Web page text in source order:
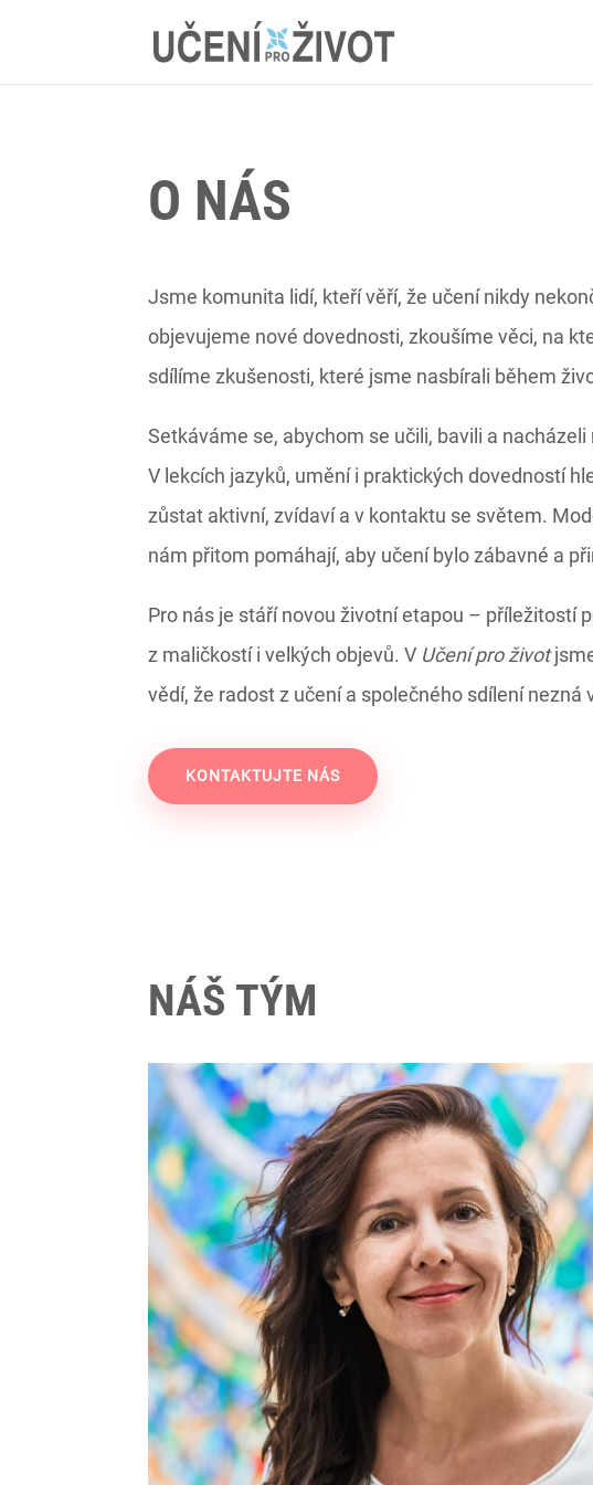
O NÁS
Jsme komunita lidí, kteří věří, že učení nikdy
objevujeme nové dovednosti, zkoušíme věci, na
sdílíme zkušenosti, které jsme nasbírali během
Setkáváme se, abychom se učili, bavili a
V lekcích jazyků, umění i praktických dovedností
zůstat aktivní, zvídaví a v kontaktu se světem.
nám přitom pomáhají, aby učení bylo zábavné a
Pro nás je stáří novou životní etapou – příležitostí
z maličkostí i velkých objevů. V Učení pro život
vědí, že radost z učení a společného sdílení nezná
KONTAKTUJTE NÁS
NÁŠ TÝM